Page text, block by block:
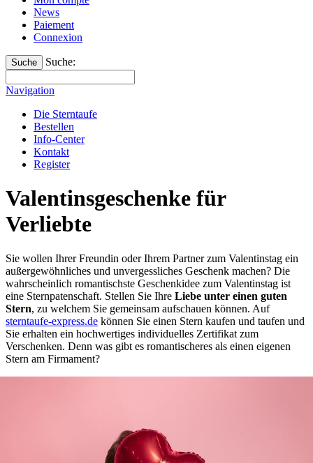
News
Paiement
Connexion
Suche Suche:
Navigation
Die Sterntaufe
Bestellen
Info-Center
Kontakt
Register
Valentinsgeschenke für
Verliebte
Sie wollen Ihrer Freundin oder Ihrem Partner zum Valentinstag ein
außergewöhnliches und unvergessliches Geschenk machen? Die
wahrscheinlich romantischste Geschenkidee zum Valentinstag ist
eine Sternpatenschaft. Stellen Sie Ihre Liebe unter einen guten
Stern, zu welchem Sie gemeinsam aufschauen können. Auf
sterntaufe-express.de können Sie einen Stern kaufen und taufen und
Sie erhalten ein hochwertiges individuelles Zertifikat zum
Verschenken. Denn was gibt es romantischeres als einen eigenen
Stern am Firmament?